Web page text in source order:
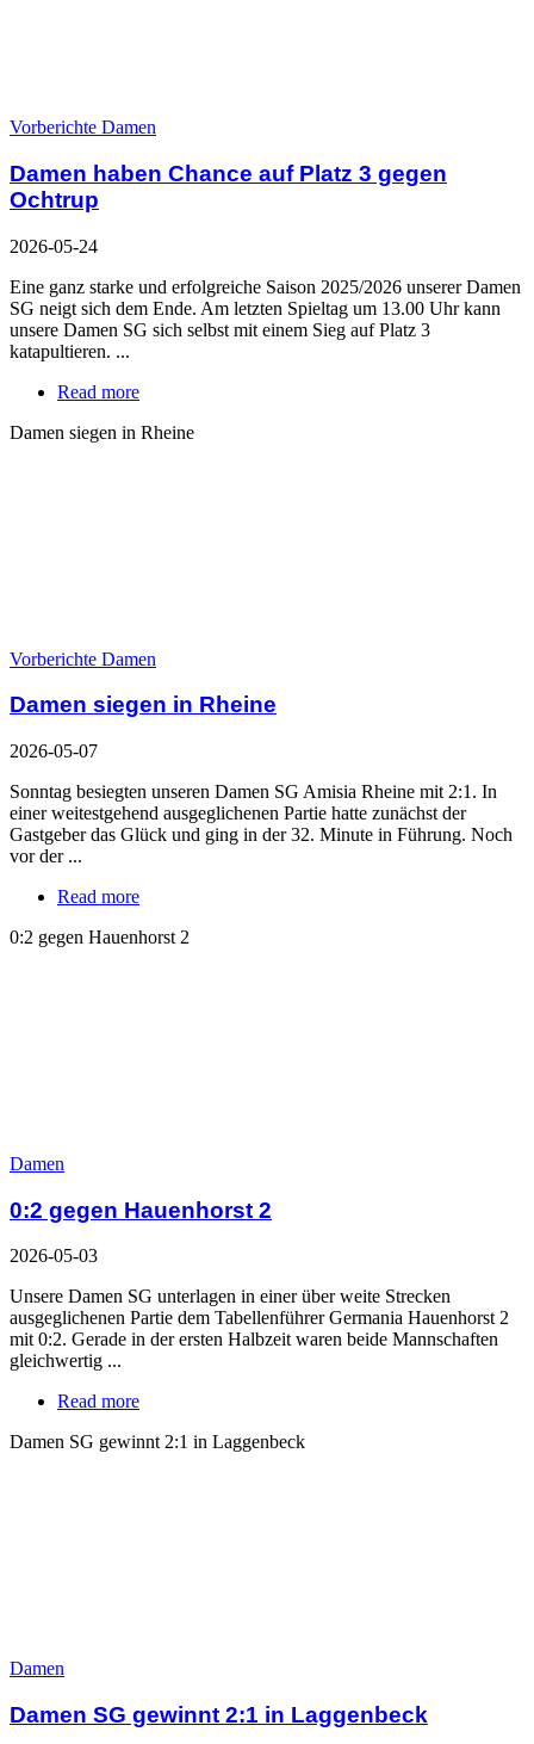
Vorberichte Damen
Damen haben Chance auf Platz 3 gegen
Ochtrup
2026-05-24
Eine ganz starke und erfolgreiche Saison 2025/2026 unserer Damen
SG neigt sich dem Ende. Am letzten Spieltag um 13.00 Uhr kann
unsere Damen SG sich selbst mit einem Sieg auf Platz 3
katapultieren. ...
Read more
Damen siegen in Rheine
Vorberichte Damen
Damen siegen in Rheine
2026-05-07
Sonntag besiegten unseren Damen SG Amisia Rheine mit 2:1. In
einer weitestgehend ausgeglichenen Partie hatte zunächst der
Gastgeber das Glück und ging in der 32. Minute in Führung. Noch
vor der ...
Read more
0:2 gegen Hauenhorst 2
Damen
0:2 gegen Hauenhorst 2
2026-05-03
Unsere Damen SG unterlagen in einer über weite Strecken
ausgeglichenen Partie dem Tabellenführer Germania Hauenhorst 2
mit 0:2. Gerade in der ersten Halbzeit waren beide Mannschaften
gleichwertig ...
Read more
Damen SG gewinnt 2:1 in Laggenbeck
Damen
Damen SG gewinnt 2:1 in Laggenbeck